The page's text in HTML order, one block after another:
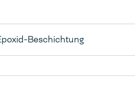
Beschichtung